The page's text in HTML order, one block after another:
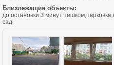
Близлежащие объекты:
до остановки 3 минут
сад,